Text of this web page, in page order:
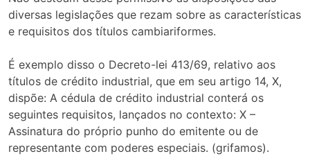
diversas legislações que rezam sobre as características
e requisitos dos títulos cambiariformes.
É exemplo disso o Decreto-lei 413/69, relativo aos
títulos de crédito industrial, que em seu artigo 14, X,
dispõe: A cédula de crédito industrial conterá os
seguintes requisitos, lançados no contexto: X –
Assinatura do próprio punho do emitente ou de
representante com poderes especiais. (grifamos).